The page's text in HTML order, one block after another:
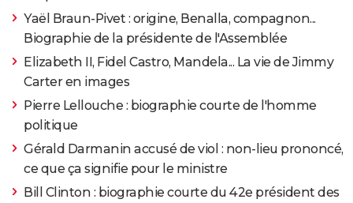
Yaël Braun-Pivet : origine, Benalla, compagnon...
Biographie de la présidente de l'Assemblée
Elizabeth II, Fidel Castro, Mandela... La vie de Jimmy
Carter en images
Pierre Lellouche : biographie courte de l'homme
politique
Gérald Darmanin accusé de viol : non-lieu prononcé,
ce que ça signifie pour le ministre
Bill Clinton : biographie courte du 42e président des